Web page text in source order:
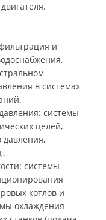
и
в системах
системы
целей,
давления,
системы
котлов и
охлаждения